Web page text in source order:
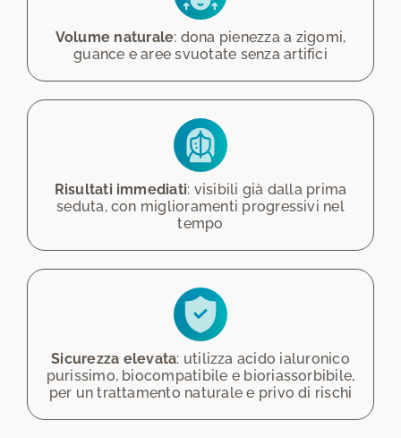
Volume naturale: dona pienezza a zigomi,
guance e aree svuotate senza artifici
Risultati immediati: visibili già dalla prima
seduta, con miglioramenti progressivi nel
tempo
Sicurezza elevata: utilizza acido ialuronico
purissimo, biocompatibile e bioriassorbibile,
per un trattamento naturale e privo di rischi